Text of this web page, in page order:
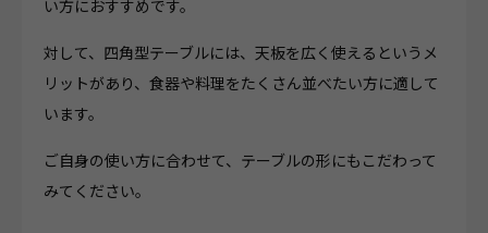
い方におすすめです。
対して、四角型テーブルには、天板を広く使えるというメ
リットがあり、食器や料理をたくさん並べたい方に適して
います。
ご自身の使い方に合わせて、テーブルの形にもこだわって
みてください。